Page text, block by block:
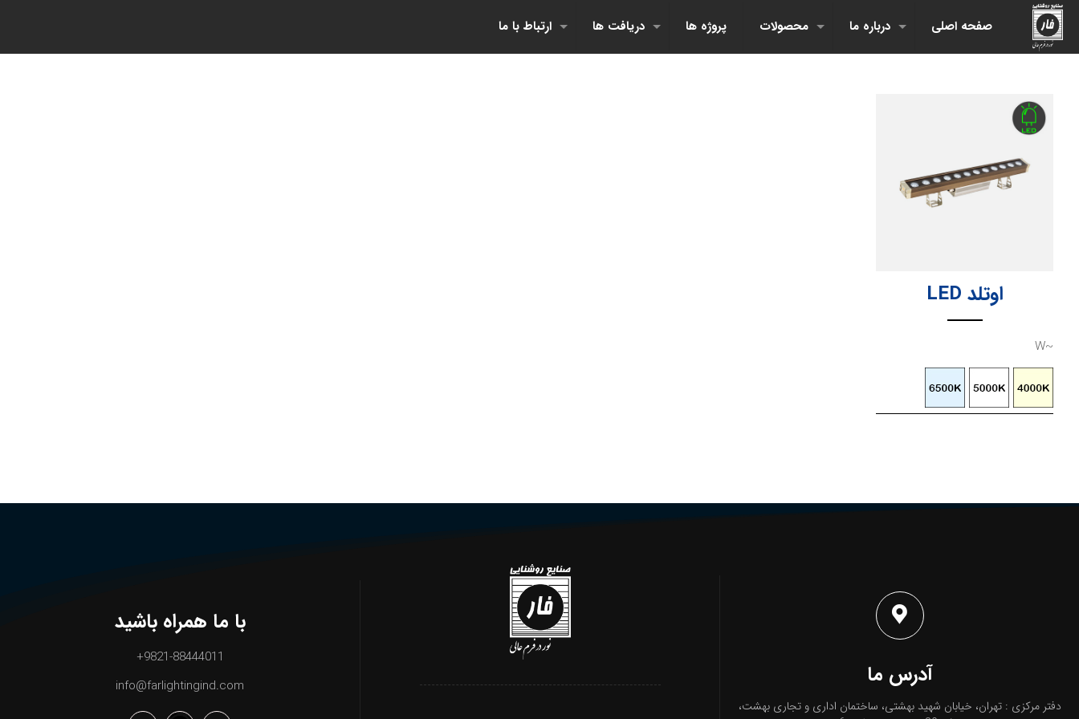
صفحه اصلی درباره ما محصولات پروژه ها دریافت ها ارتباط با ما
اوتلد LED
~W
آدرس ما
دفتر مرکزی : تهران، خیابان شهید بهشتی، ساختمان اداری و تجاری بهشت،
با ما همراه باشید
9821-88444011+
info@farlightingind.com